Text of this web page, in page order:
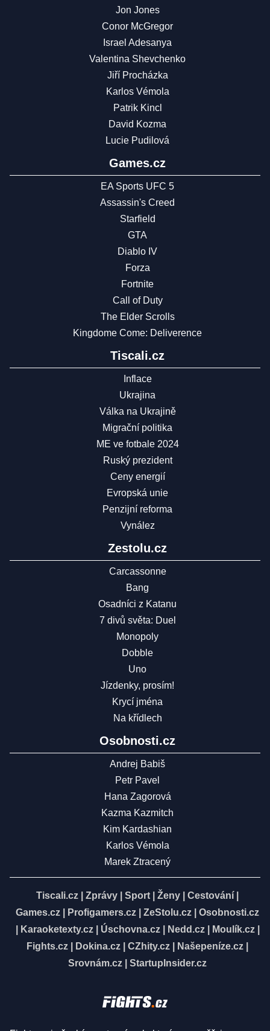
Jon Jones
Conor McGregor
Israel Adesanya
Valentina Shevchenko
Jiří Procházka
Karlos Vémola
Patrik Kincl
David Kozma
Lucie Pudilová
Games.cz
EA Sports UFC 5
Assassin's Creed
Starfield
GTA
Diablo IV
Forza
Fortnite
Call of Duty
The Elder Scrolls
Kingdome Come: Deliverence
Tiscali.cz
Inflace
Ukrajina
Válka na Ukrajině
Migrační politika
ME ve fotbale 2024
Ruský prezident
Ceny energií
Evropská unie
Penzijní reforma
Vynález
Zestolu.cz
Carcassonne
Bang
Osadníci z Katanu
7 divů světa: Duel
Monopoly
Dobble
Uno
Jízdenky, prosím!
Krycí jména
Na křídlech
Osobnosti.cz
Andrej Babiš
Petr Pavel
Hana Zagorová
Kazma Kazmitch
Kim Kardashian
Karlos Vémola
Marek Ztracený
Tiscali.cz Zprávy Sport Ženy Cestování
Games.cz
Profigamers.cz ZeStolu.cz
Osobnosti.cz
Karaoketexty.cz| Úschovna.cz| Nedd.cz| Moulík.cz|
Fights.cz
Dokina.cz CZhity.cz Našepeníze.cz
Srovnám.cz
StartupInsider.cz